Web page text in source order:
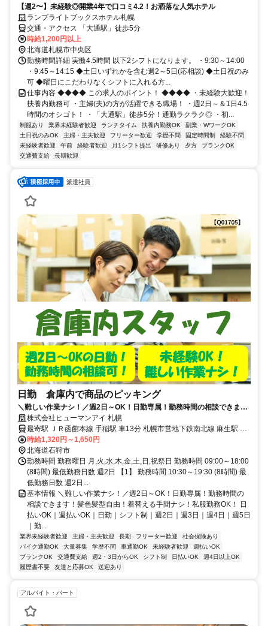
【週2〜】未経験◎開業4年で口コミ4.2！お洒落な人気ホテル
ランプライトブックスホテル札幌
交通・アクセス 「大通駅」徒歩5分
時給1,200円以上
北海道札幌市中央区
勤務時間詳細 実働4.5時間 以下2シフトになります。 ・9:30～14:00
・9:45～14:15 ◆土日いずれかを含む週2～5日(応相談) ◆土日祝のみ
可 ◆曜日にこだわりなくシフトに入れる方...
仕事内容 ◆◆◆◆ この求人のポイント！ ◆◆◆◆ ・未経験大歓迎！
扶養内勤務可 ・主婦(夫)の方が活躍できる職場！ ・週2日～＆1日4.5
時間のオシゴト！ ・「大通駅」徒歩5分！通勤ラクラク◎ ・初...
制服あり 業界未経験者歓迎 ランチタイム 扶養内勤務OK
副業・WワークOK
土日祝のみOK
主婦・主夫歓迎 フリーター歓迎 学歴不問 固定時間制
経験不問
未経験者歓迎
午前 経験者歓迎 月1シフト提出 研修あり 夕方
ブランクOK
交通費支給
長期歓迎
派遣社員
日勤 倉庫内で商品のピッキング
＼難しい作業ナシ！／週2日～OK！日勤専属！勤務時間の相談できま
す！髪色髪型自由！着替える手間ナシ！私服勤務OK！
株式会社ヒューマンアイ 札幌
最寄駅 ＪＲ函館本線 手稲駅 車13分 札幌市営地下鉄南北線 麻生駅 車
22分 ＊車通勤OK！（無料駐車場完備） ＊手稲駅・麻生駅付近より無
料送迎バスあり（勤務時間による）
時給1,320円～1,650円
北海道石狩市
勤務時間 勤務曜日 月,火,水,木,金,土,日,祝祭日 勤務時間 09:00～18:00
(8時間) 最低勤務日数 週2日 【1】 勤務時間 10:30～19:30 (8時間) 最
低勤務日数 週2日...
基本情報 ＼難しい作業ナシ！／週2日～OK！日勤専属！勤務時間の
相談できます！髪色髪型自由！着替える手間ナシ！私服勤務OK！ 日
払いOK｜週払いOK｜日勤｜シフト制｜週2日｜週3日｜週4日｜週5日
｜勤...
業界未経験者歓迎 主婦・主夫歓迎 長期 フリーター歓迎
社会保険あり
バイク通勤OK
大量募集 学歴不問 車通勤OK 未経験者歓迎
週払いOK
ブランクOK
交通費支給 週2・3日からOK シフト制 日払いOK
週4日以上OK
履歴書不要
友達と応募OK 送迎あり
アルバイト・パート